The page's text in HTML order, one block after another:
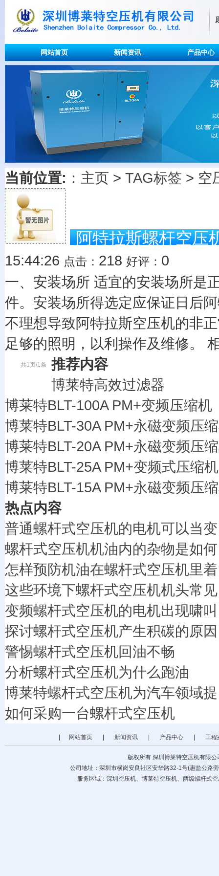
网站首页 新闻资讯 产品中心
当前位置: ： 主页 > TAG标签 > 空
阿特拉斯螺杆空压
15:44:26 点击： 218 好评： 0
一、安装场所 适宜的安装场所是
件。安装场所得选定应保证日后
不理想导致阿特拉斯空压机的非
足够的照明，以利操作及维修。
共1页/1条
推荐内容
博莱特高效过滤器
博莱特BLT-100A PM+变频压缩机
博莱特BLT-30A PM+永磁变频压
博莱特BLT-20A PM+永磁变频压
博莱特BLT-25A PM+变频式压缩机
博莱特BLT-15A PM+永磁变频压
热点内容
普通螺杆式空压机的电机可以当变
螺杆式空压机机油内的杂物是如何
怎样预防机油在螺杆式空压机里着
这些环境下螺杆式空压机机头常见
变频螺杆式空压机的电机出现啸叫
探讨螺杆式空压机产生积碳的原因
警惕螺杆式空压机回油不畅
分析螺杆式空压机为什么跑油
博莱特螺杆式空压机为汽车领域提
如何采购一台螺杆式空压机
网站首页 新闻资讯 产品中心 工程
版权所有 深圳博莱特空压机有限
公司地址：深圳市横岗安良社区安华路32-1号(惠盐公
服务区域： 深圳空压机、 博莱特空压机、 两级螺杆式